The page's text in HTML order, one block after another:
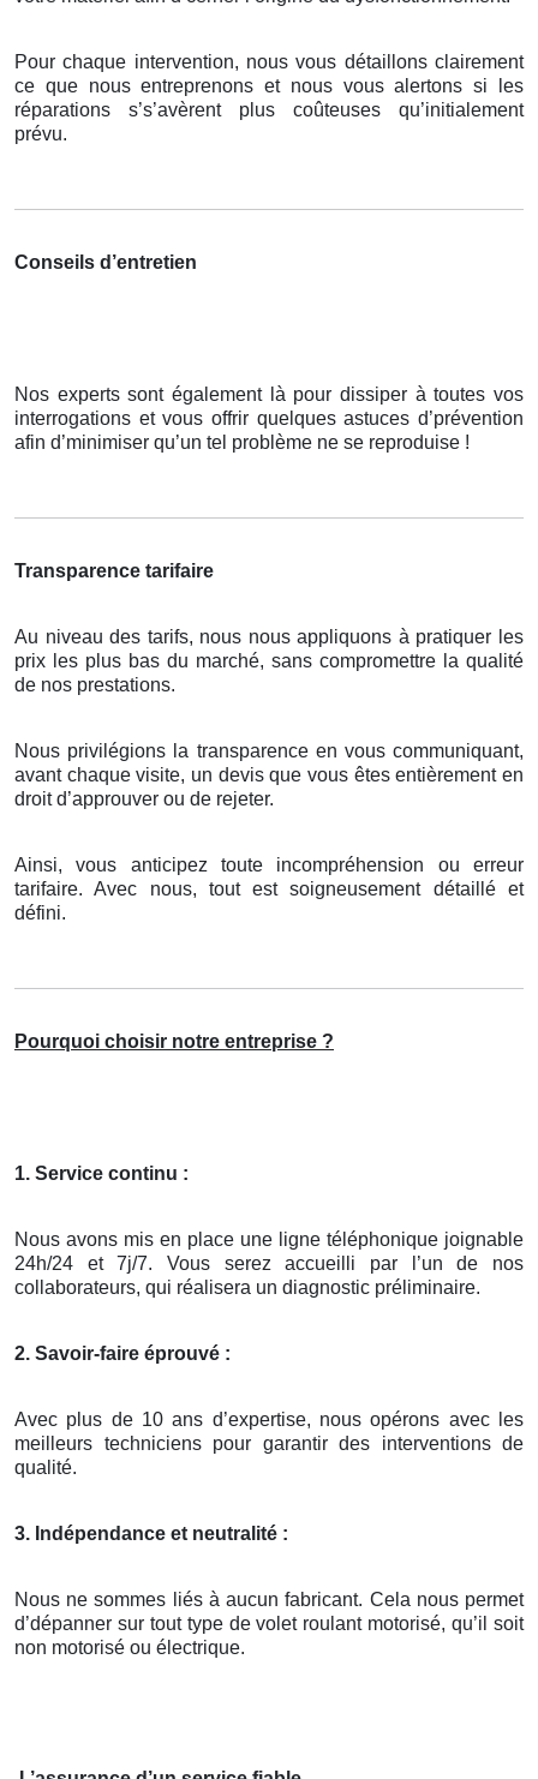
Pour chaque intervention, nous vous détaillons clairement
ce que nous entreprenons et nous vous alertons si les
réparations s’s’avèrent plus coûteuses qu’initialement
prévu.
Conseils d’entretien
Nos experts sont également là pour dissiper à toutes vos
interrogations et vous offrir quelques astuces d’prévention
afin d’minimiser qu’un tel problème ne se reproduise !
Transparence tarifaire
Au niveau des tarifs, nous nous appliquons à pratiquer les
prix les plus bas du marché, sans compromettre la qualité
de nos prestations.
Nous privilégions la transparence en vous communiquant,
avant chaque visite, un devis que vous êtes entièrement en
droit d’approuver ou de rejeter.
Ainsi, vous anticipez toute incompréhension ou erreur
tarifaire. Avec nous, tout est soigneusement détaillé et
défini.
Pourquoi choisir notre entreprise ?
1. Service continu :
Nous avons mis en place une ligne téléphonique joignable
24h/24 et 7j/7. Vous serez accueilli par l’un de nos
collaborateurs, qui réalisera un diagnostic préliminaire.
2. Savoir-faire éprouvé :
Avec plus de 10 ans d’expertise, nous opérons avec les
meilleurs techniciens pour garantir des interventions de
qualité.
3. Indépendance et neutralité :
Nous ne sommes liés à aucun fabricant. Cela nous permet
d’dépanner sur tout type de volet roulant motorisé, qu’il soit
non motorisé ou électrique.